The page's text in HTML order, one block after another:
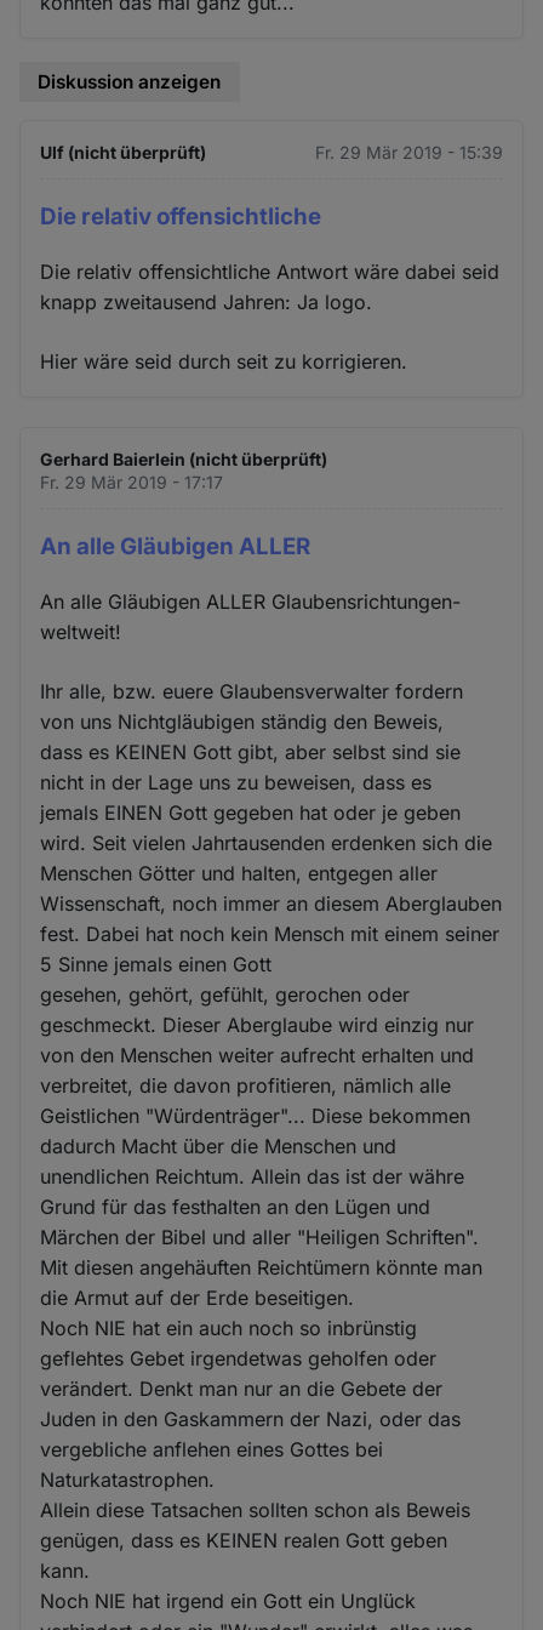
Diskussion anzeigen
Ulf (nicht überprüft) Fr. 29 Mär 2019 - 15:39
Die relativ offensichtliche
Die relativ offensichtliche Antwort wäre dabei seid
knapp zweitausend Jahren: Ja logo.
Hier wäre seid durch seit zu korrigieren.
Gerhard Baierlein (nicht überprüft)
Fr. 29 Mär 2019 - 17:17
An alle Gläubigen ALLER
An alle Gläubigen ALLER Glaubensrichtungen-
weltweit!
Ihr alle, bzw. euere Glaubensverwalter fordern
von uns Nichtgläubigen ständig den Beweis,
dass es KEINEN Gott gibt, aber selbst sind sie
nicht in der Lage uns zu beweisen, dass es
jemals EINEN Gott gegeben hat oder je geben
wird. Seit vielen Jahrtausenden erdenken sich die
Menschen Götter und halten, entgegen aller
Wissenschaft, noch immer an diesem Aberglauben
fest. Dabei hat noch kein Mensch mit einem seiner
5 Sinne jemals einen Gott
gesehen, gehört, gefühlt, gerochen oder
geschmeckt. Dieser Aberglaube wird einzig nur
von den Menschen weiter aufrecht erhalten und
verbreitet, die davon profitieren, nämlich alle
Geistlichen "Würdenträger"... Diese bekommen
dadurch Macht über die Menschen und
unendlichen Reichtum. Allein das ist der währe
Grund für das festhalten an den Lügen und
Märchen der Bibel und aller "Heiligen Schriften".
Mit diesen angehäuften Reichtümern könnte man
die Armut auf der Erde beseitigen.
Noch NIE hat ein auch noch so inbrünstig
geflehtes Gebet irgendetwas geholfen oder
verändert. Denkt man nur an die Gebete der
Juden in den Gaskammern der Nazi, oder das
vergebliche anflehen eines Gottes bei
Naturkatastrophen.
Allein diese Tatsachen sollten schon als Beweis
genügen, dass es KEINEN realen Gott geben
kann.
Noch NIE hat irgend ein Gott ein Unglück